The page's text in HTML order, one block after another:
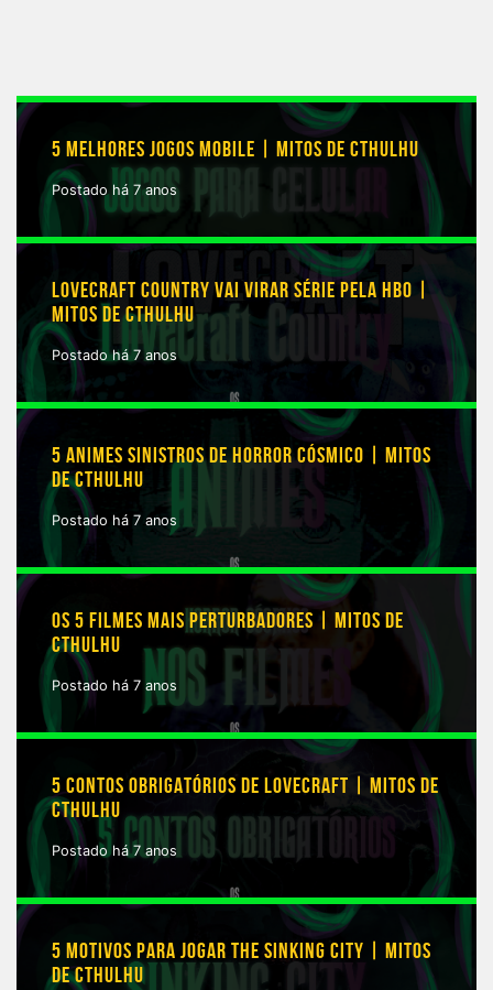
5 MELHORES JOGOS MOBILE | MITOS DE CTHULHU
Postado há 7 anos
LOVECRAFT COUNTRY VAI VIRAR SÉRIE PELA HBO |
MITOS DE CTHULHU
Postado há 7 anos
5 ANIMES SINISTROS DE HORROR CÓSMICO | MITOS
DE CTHULHU
Postado há 7 anos
OS 5 FILMES MAIS PERTURBADORES | MITOS DE
CTHULHU
Postado há 7 anos
5 CONTOS OBRIGATÓRIOS DE LOVECRAFT | MITOS DE
CTHULHU
Postado há 7 anos
5 MOTIVOS PARA JOGAR THE SINKING CITY | MITOS
DE CTHULHU